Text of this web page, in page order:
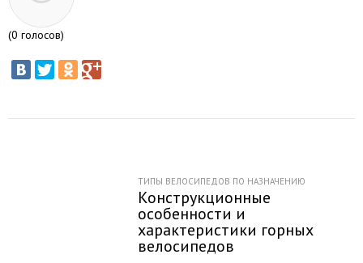
(0 голосов)
ТИПЫ ВЕЛОСИПЕДОВ ПО НАЗНАЧЕНИЮ
Конструкционные
особенности и
характеристики горных
велосипедов